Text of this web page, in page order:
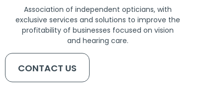
Association of independent opticians, with
exclusive services and solutions to improve the
profitability of businesses focused on vision
and hearing care.
CONTACT US